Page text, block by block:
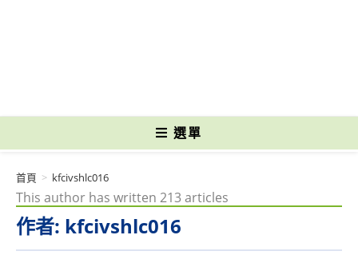
選單
作者: kfcivshlc016
This author has written 213 articles
首頁 > kfcivshlc016